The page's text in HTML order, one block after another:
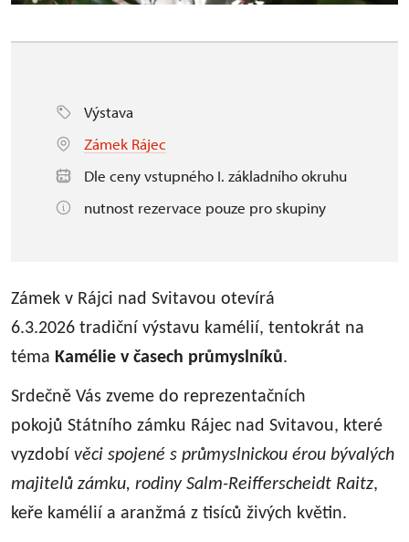
Výstava
Zámek Rájec
Dle ceny vstupného I. základního okruhu
nutnost rezervace pouze pro skupiny
Zámek v Rájci nad Svitavou otevírá
6.3.2026 tradiční výstavu kamélií, tentokrát na
téma Kamélie v časech průmyslníků.
Srdečně Vás zveme do reprezentačních
pokojů Státního zámku Rájec nad Svitavou, které
vyzdobí věci spojené s průmyslnickou érou bývalých
majitelů zámku, rodiny Salm-Reifferscheidt Raitz,
keře kamélií a aranžmá z tisíců živých květin.